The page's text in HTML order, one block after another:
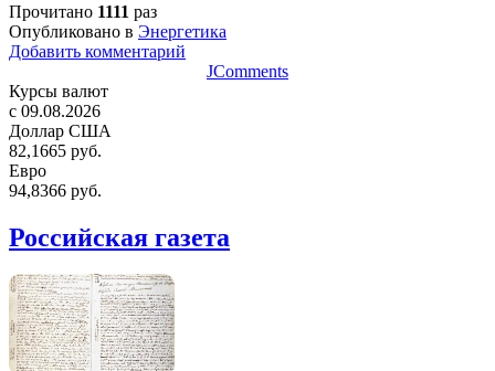
Прочитано 1111 раз
Опубликовано в Энергетика
Добавить комментарий
JComments
Курсы валют
c 09.08.2026
Доллар США
82,1665 руб.
Евро
94,8366 руб.
Российская газета